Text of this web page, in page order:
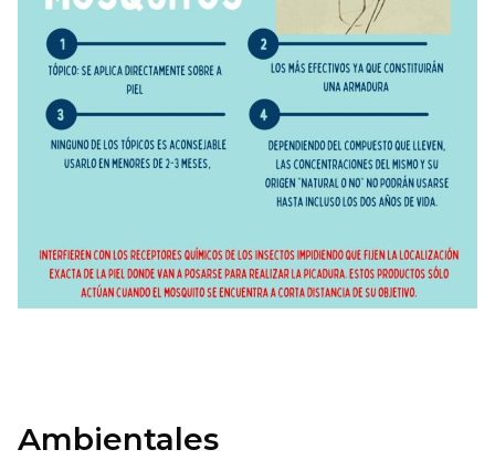
Ambientales